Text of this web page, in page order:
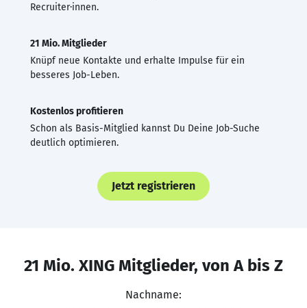
Recruiter·innen.
21 Mio. Mitglieder
Knüpf neue Kontakte und erhalte Impulse für ein
besseres Job-Leben.
Kostenlos profitieren
Schon als Basis-Mitglied kannst Du Deine Job-Suche
deutlich optimieren.
Jetzt registrieren
21 Mio. XING Mitglieder, von A bis Z
Nachname: